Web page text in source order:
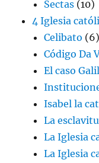
Sectas (10)
4 Iglesia
Celibato (6)
Código Da
El caso
Isabel la
La
La Iglesia
La Iglesia